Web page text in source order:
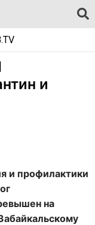
и
и профилактики
на